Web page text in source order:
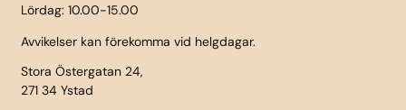
Lördag: 10.00-15.00
Avvikelser kan förekomma vid helgdagar.
Stora Östergatan 24,
271 34 Ystad